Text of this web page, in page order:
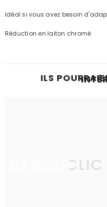
Idéal si vous avez besoin
Réduction en laiton chromé
ILS
BAGNOCLIC